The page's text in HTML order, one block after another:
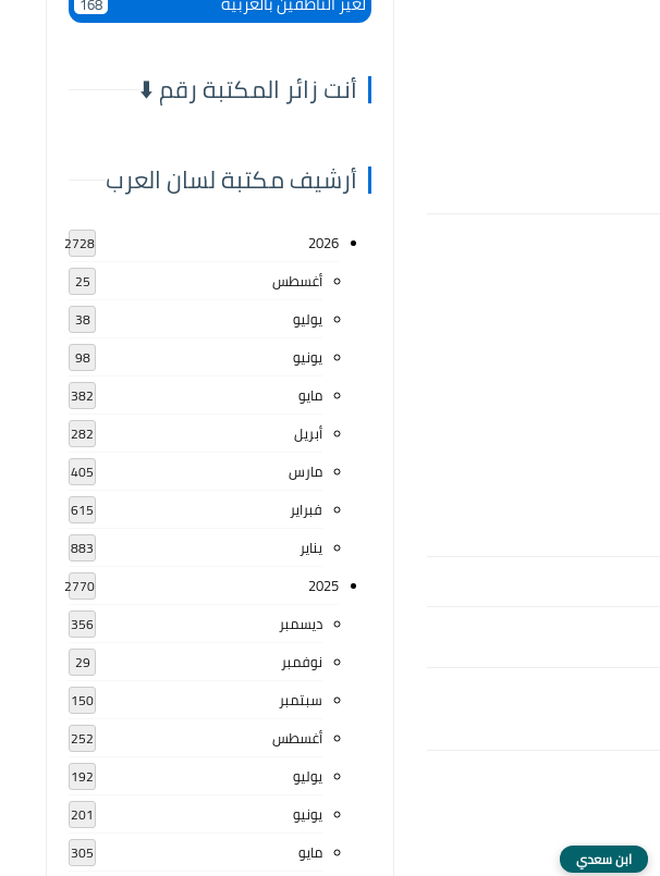
ابن سعدي
أنت زائر المكتبة رقم ⬇️
أرشيف مكتبة لسان العرب
2026
2728
أغسطس 25
يوليو 38
يونيو 98
مايو 382
أبريل 282
مارس 405
فبراير 615
يناير 883
2025
2770
ديسمبر 356
نوفمبر 29
سبتمبر 150
أغسطس 252
يوليو 192
يونيو 201
مايو 305